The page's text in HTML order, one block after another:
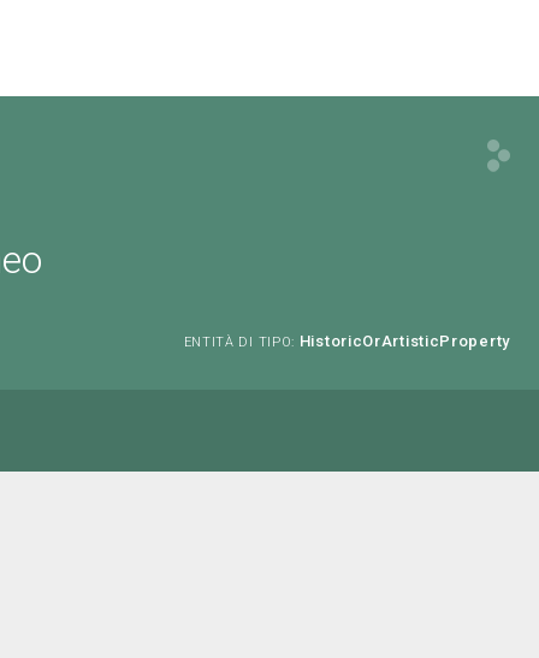
ENTITÀ DI TIPO: HistoricOrArtisticProperty